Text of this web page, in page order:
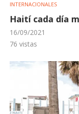
INTERNACIONALES
Haití cada día
16/09/2021
76 vistas